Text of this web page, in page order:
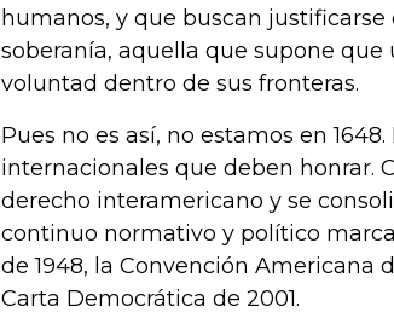
humanos, y que buscan
soberanía, aquella que supone
voluntad dentro de sus fronteras.
Pues no es así, no estamos en
internacionales que deben honrar.
derecho interamericano y se
continuo normativo y político
de 1948, la Convención Americana
Carta Democrática de 2001.